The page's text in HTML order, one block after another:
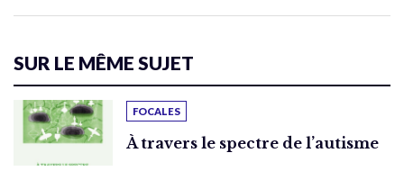
SUR LE MÊME SUJET
FOCALES
À travers le spectre de l’autisme